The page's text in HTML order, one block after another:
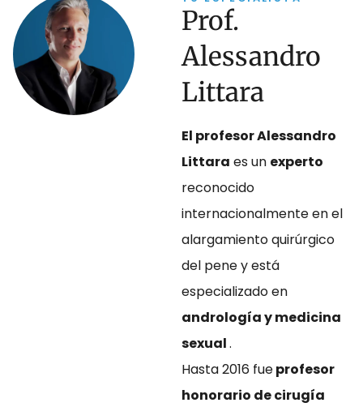
Prof.
Alessandro
Littara
El profesor Alessandro
Littara es un experto
reconocido
internacionalmente en el
alargamiento quirúrgico
del pene y está
especializado en
andrología y medicina
sexual.
Hasta 2016 fueprofesor
honorario de cirugía